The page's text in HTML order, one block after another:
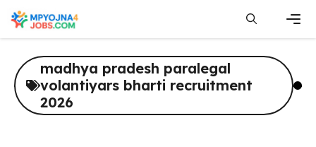
content
madhya pradesh paralegal
volantiyars bharti recruitment
2026